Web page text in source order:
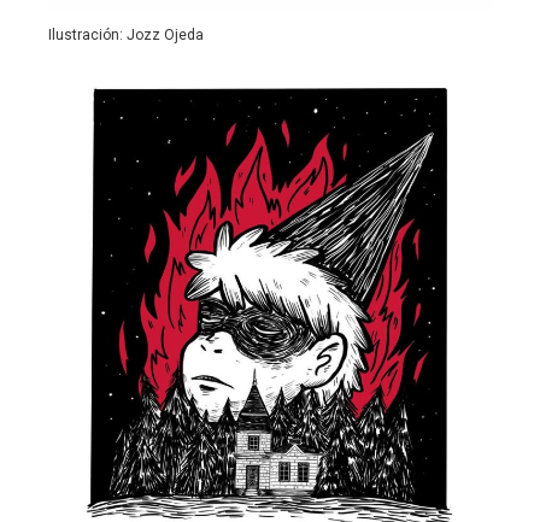
Ilustración: Jozz Ojeda